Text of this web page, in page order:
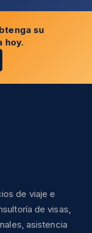
su
hoy.
de viaje e
de visas,
asistencia